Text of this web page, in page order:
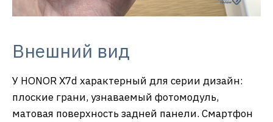
Внешний вид
У HONOR X7d характерный для серии дизайн:
плоские грани, узнаваемый фотомодуль,
матовая поверхность задней панели. Смартфон